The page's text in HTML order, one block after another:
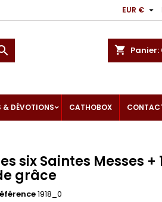
EUR € 
shopping_cart Panier:
& DÉVOTIONS CATHOBOX
six Saintes Messes +
grâce
1918_0